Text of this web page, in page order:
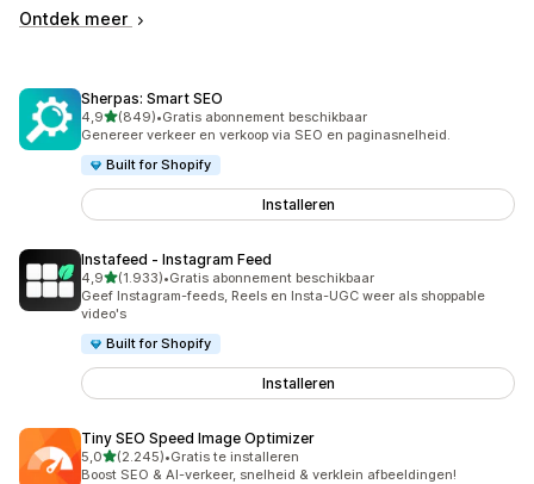
Ontdek meer
Sherpas: Smart SEO
4,9van 5 sterren
(849)
849 recensies in totaal
•Gratis abonnement beschikbaar
Genereer verkeer en verkoop via SEO en paginasnelheid.
Built for Shopify
Installeren
Instafeed ‑ Instagram Feed
4,9van 5 sterren
(1.933)
1933 recensies in totaal
•Gratis abonnement beschikbaar
Geef Instagram-feeds, Reels en Insta-UGC weer als shoppable
video's
Built for Shopify
Installeren
Tiny SEO Speed Image Optimizer
5,0van 5 sterren
(2.245)
2245 recensies in totaal
•Gratis te installeren
Boost SEO & AI-verkeer, snelheid & verklein afbeeldingen!